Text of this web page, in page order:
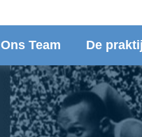
Ons Team De